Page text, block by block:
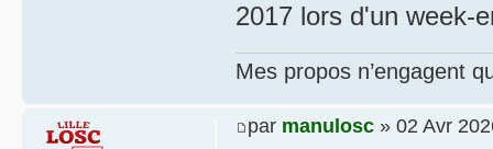
2017 lors d'un week-
Mes propos n’engagent
par manulosc » 02 Avr